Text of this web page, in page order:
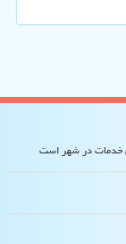
خدمات در شهر است